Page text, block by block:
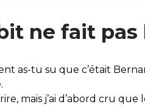
ne fait
as-tu su que c’était
mais j’ai d’abord cru